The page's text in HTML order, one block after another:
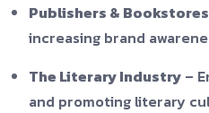
Publishers & Bookstores
increasing brand
The Literary Industry –
and promoting literary